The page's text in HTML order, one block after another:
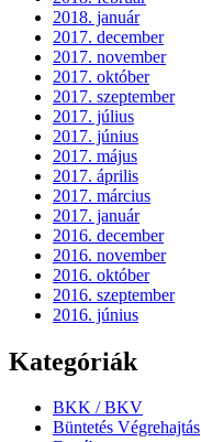
2018. január
2017. december
2017. november
2017. október
2017. szeptember
2017. július
2017. június
2017. május
2017. április
2017. március
2017. január
2016. december
2016. november
2016. október
2016. szeptember
2016. június
Kategóriák
BKK / BKV
Büntetés Végrehajtás